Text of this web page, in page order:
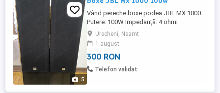
5
Vând pereche boxe podea JBL MX 1000
Putere: 100W Impedanță: 4 ohmi
Difuzoare tweeter nu sunt originale
Carcasa prezintă zgârieturi, grilele în
condiții bune (vezi poze) Sunet bun, bass
solid Boxele funcționează corect, dar nu
sunt în stare perfectă estetic sau 100%
Urecheni, Neamt
1 august
300 RON
Telefon validat